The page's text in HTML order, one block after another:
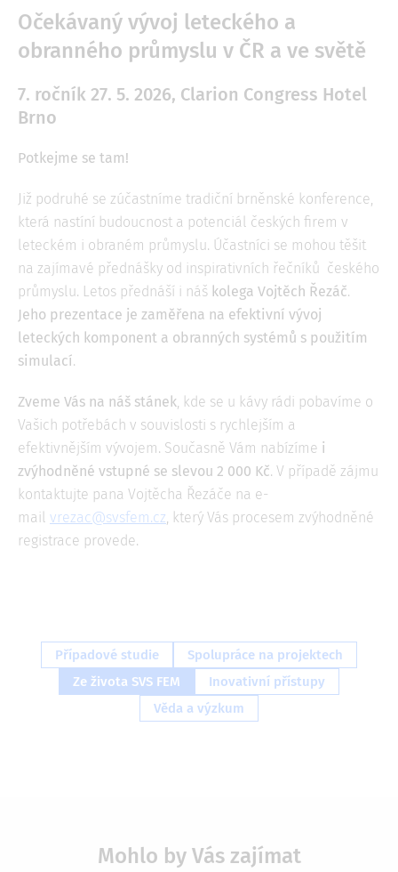
Očekávaný vývoj leteckého a
obranného průmyslu v ČR a ve světě
7. ročník 27. 5. 2026, Clarion Congress Hotel
Brno
Potkejme se tam!
Již podruhé se zúčastníme tradiční brněnské konference,
která nastíní budoucnost a potenciál českých firem v
leteckém i obraném průmyslu. Účastníci se mohou těšit
na zajímavé přednášky od inspirativních řečníků českého
průmyslu. Letos přednáší i náš kolega Vojtěch Řezáč.
Jeho prezentace je zaměřena na efektivní vývoj
leteckých komponent a obranných systémů s použitím
simulací.
Zveme Vás na náš stánek , kde se u kávy rádi pobavíme o
Vašich potřebách v souvislosti s rychlejším a
efektivnějším vývojem. Současně Vám nabízíme i
zvýhodněné vstupné se slevou 2 000 Kč. V případě zájmu
kontaktujte pana Vojtěcha Řezáče na e-
mail vrezac@svsfem.cz , který Vás procesem zvýhodněné
registrace provede.
Případové studie
Spolupráce na projektech
Ze života SVS FEM
Inovativní přístupy
Věda a výzkum
Mohlo by Vás zajímat